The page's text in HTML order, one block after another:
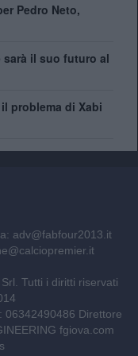
Pedro Neto,
il suo futuro al
problema di Xabi
adv@fabfour2013.it
Tutti i diritti riservati
06342490486 Direttore
fgiova.com